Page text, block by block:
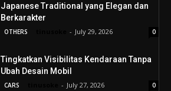
Japanese Traditional yang Elegan dan
Berkarakter
OTHERS - July 29, 2026 0
Tingkatkan Visibilitas Kendaraan Tanpa
Ubah Desain Mobil
CARS - July 27, 2026 0